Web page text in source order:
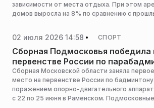
зависимости от места отдыха. При этом
домов выросла на 8% по сравнению с
02 июля 2026 14:58 СПОРТ
Сборная Подмосковья победила
первенстве России по
Сборная Московской области заняла
место на первенстве России по
поражением опорно-двигательного
с 22 по 25 июня в Раменском.